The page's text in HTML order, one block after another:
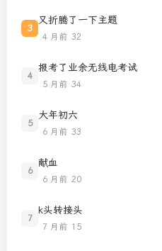
3
又折腾了一下主题
4 月前 32
4
报考了业余无线电考试
5 月前 34
5
大年初六
6 月前 33
6
献血
6 月前 20
7
k头转接头
7 月前 15